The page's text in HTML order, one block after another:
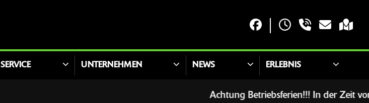
SERVICE UNTERNEHMEN NEWS ERLEBNIS
Achtung Betriebsferien!!! In der Zeit vom